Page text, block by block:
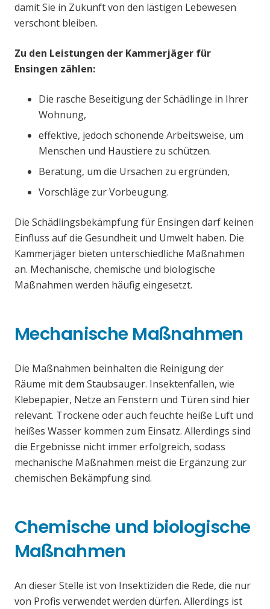
damit Sie in Zukunft von den lästigen Lebewesen
verschont bleiben.
Zu den Leistungen der Kammerjäger für
Ensingen zählen:
Die rasche Beseitigung der Schädlinge in Ihrer
Wohnung,
effektive, jedoch schonende Arbeitsweise, um
Menschen und Haustiere zu schützen.
Beratung, um die Ursachen zu ergründen,
Vorschläge zur Vorbeugung.
Die Schädlingsbekämpfung für Ensingen darf keinen
Einfluss auf die Gesundheit und Umwelt haben. Die
Kammerjäger bieten unterschiedliche Maßnahmen
an. Mechanische, chemische und biologische
Maßnahmen werden häufig eingesetzt.
Mechanische Maßnahmen
Die Maßnahmen beinhalten die Reinigung der
Räume mit dem Staubsauger. Insektenfallen, wie
Klebepapier, Netze an Fenstern und Türen sind hier
relevant. Trockene oder auch feuchte heiße Luft und
heißes Wasser kommen zum Einsatz. Allerdings sind
die Ergebnisse nicht immer erfolgreich, sodass
mechanische Maßnahmen meist die Ergänzung zur
chemischen Bekämpfung sind.
Chemische und biologische
Maßnahmen
An dieser Stelle ist von Insektiziden die Rede, die nur
von Profis verwendet werden dürfen. Allerdings ist